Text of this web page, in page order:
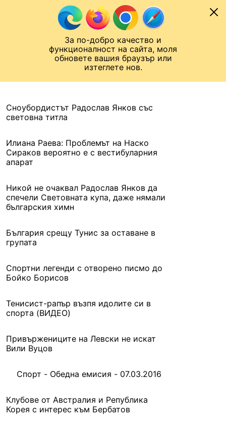
За по-добро качество и
функционалност на сайта, моля
обновете вашия браузър или
изтеглете нов.
Към съдържанието
Лига на Конференциите
Сноубордистът Радослав Янков със
световна титла
Илиана Раева: Проблемът на Наско
Сираков вероятно е с вестибуларния
апарат
Никой не очаквал Радослав Янков да
спечели Световната купа, даже нямали
българския химн
България срещу Тунис за оставане в
групата
Спортни легенди с отворено писмо до
Бойко Борисов
Тенисист-рапър възпя идолите си в
спорта (ВИДЕО)
Привържениците на Левски не искат
Вили Вуцов
Спорт - Обедна емисия - 07.03.2016
Клубове от Австралия и Република
Корея с интерес към Бербатов